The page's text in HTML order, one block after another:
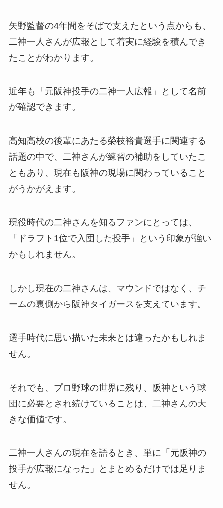
矢野監督の4年間をそばで支えたという点からも、
二神一人さんが広報として着実に経験を積んでき
たことがわかります。
近年も「元阪神投手の二神一人広報」として名前
が確認できます。
高知高校の後輩にあたる榮枝裕貴選手に関連する
話題の中で、二神さんが練習の補助をしていたこ
ともあり、現在も阪神の現場に関わっていること
がうかがえます。
現役時代の二神さんを知るファンにとっては、
「ドラフト1位で入団した投手」という印象が強い
かもしれません。
しかし現在の二神さんは、マウンドではなく、チ
ームの裏側から阪神タイガースを支えています。
選手時代に思い描いた未来とは違ったかもしれま
せん。
それでも、プロ野球の世界に残り、阪神という球
団に必要とされ続けていることは、二神さんの大
きな価値です。
二神一人さんの現在を語るとき、単に「元阪神の
投手が広報になった」とまとめるだけでは足りま
せん。